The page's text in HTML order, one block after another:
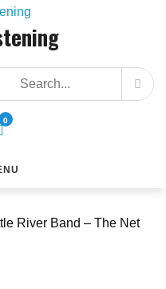
0
River Band – The Net